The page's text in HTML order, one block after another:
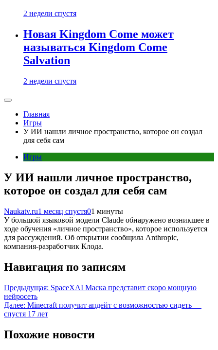
2 недели спустя
Новая Kingdom Come может
называться Kingdom Come
Salvation
2 недели спустя
Главная
Игры
У ИИ нашли личное пространство, которое он создал
для себя сам
Игры
У ИИ нашли личное пространство,
которое он создал для себя сам
Naukatv.ru1 месяц спустя01 минуты
У большой языковой модели Claude обнаружено возникшее в
ходе обучения «личное пространство», которое используется
для рассуждений. Об открытии сообщила Anthropic,
компания-разработчик Клода.
Навигация по записям
Предыдущая: SpaceXAI Маска представит скоро мощную
нейросеть
Далее: Minecraft получит апдейт с возможностью сидеть —
спустя 17 лет
Похожие новости